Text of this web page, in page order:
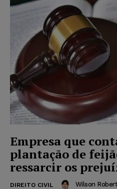
Empresa que
plantação de
ressarcir os
DIREITO CIVIL Wilson